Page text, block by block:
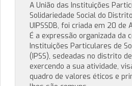
A União das Instituições
Solidariedade Social do
UIPSSDB, foi criada em 20 de
É a expressão organizada da
Instituições Particulares de
(IPSS), sedeadas no distrito
exercendo a sua atividade,
quadro de valores éticos e